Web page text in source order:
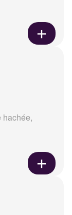
hachée,